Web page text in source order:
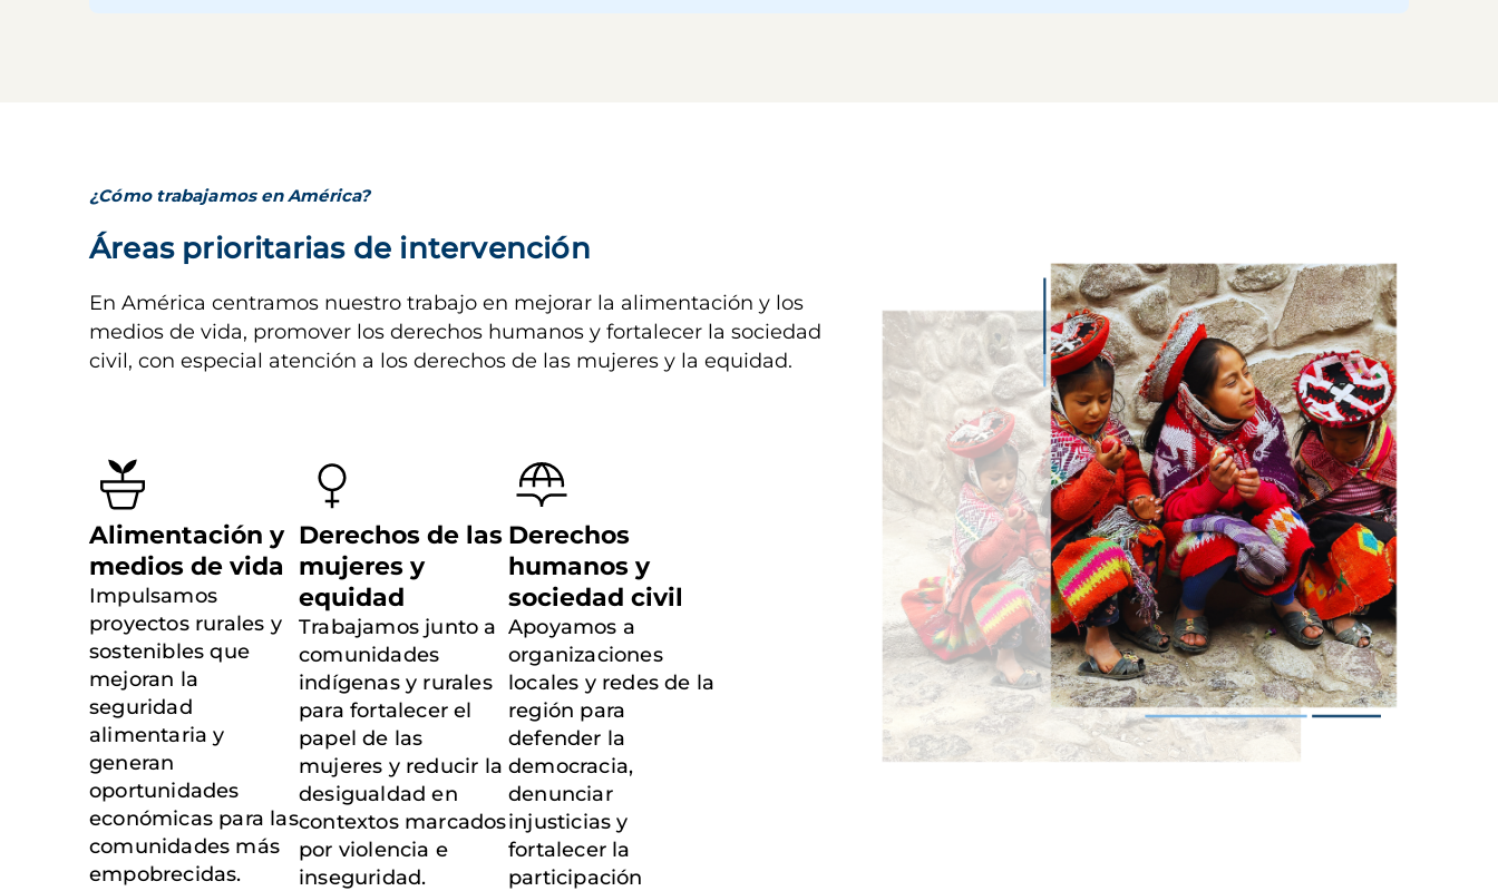
¿Cómo trabajamos en América?
Áreas prioritarias de intervención
En América centramos nuestro trabajo en mejorar la alimentación y los
medios de vida, promover los derechos humanos y fortalecer la sociedad
civil, con especial atención a los derechos de las mujeres y la equidad.
Alimentación y
medios de vida
Impulsamos
proyectos rurales y
sostenibles que
mejoran la
seguridad
alimentaria y
generan
oportunidades
económicas para las
comunidades más
empobrecidas.
Derechos de las
mujeres y
equidad
Trabajamos junto a
comunidades
indígenas y rurales
para fortalecer el
papel de las
mujeres y reducir la
desigualdad en
contextos marcados
por violencia e
inseguridad.
Derechos
humanos y
sociedad civil
Apoyamos a
organizaciones
locales y redes de la
región para
defender la
democracia,
denunciar
injusticias y
fortalecer la
participación